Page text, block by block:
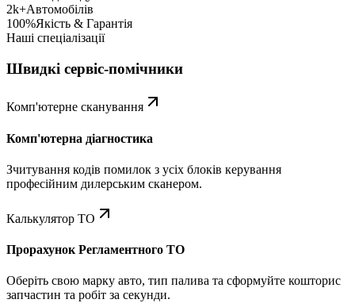
2k+Автомобілів
100%Якість & Гарантія
Наші спеціалізації
Швидкі сервіс-помічники
Комп'ютерне сканування
Комп'ютерна діагностика
Зчитування кодів помилок з усіх блоків керування
професійним дилерським сканером.
Калькулятор ТО
Прорахунок Регламентного ТО
Оберіть свою марку авто, тип палива та сформуйте кошторис
запчастин та робіт за секунди.